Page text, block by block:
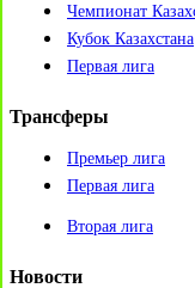
Чемпионат
Кубок Казахстана
Первая лига
Трансферы
Премьер лига
Первая лига
Вторая лига
Новости